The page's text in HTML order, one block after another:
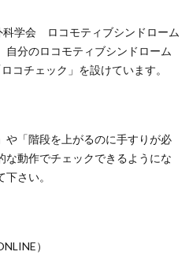
科学会 ロコモティブシンドローム
自分のロコモティブシンドローム
コチェック」を設けています。
や「階段を上がるのに手すりが必
な動作でチェックできるようにな
さい。
）